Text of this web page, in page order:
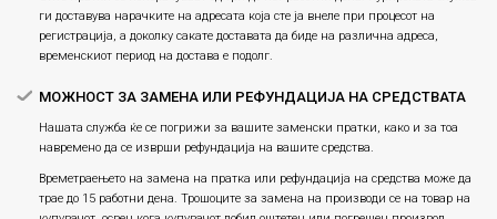
ги доставува нарачките на адресата која сте ја внеле при процесот на
регистрација, а доколку сакате доставата да биде на различна адреса,
временскиот период на достава е подолг.
МОЖНОСТ ЗА ЗАМЕНА ИЛИ РЕФУНДАЦИЈА НА СРЕДСТВАТА
Нашата служба ќе се погрижи за вашите заменски пратки, како и за тоа
навремено да се изврши рефундација на вашите средства.
Времетраењето на замена на пратка или рефундацијa на средства може да
трае до 15 работни дена. Трошоците за замена на производи се на товар на